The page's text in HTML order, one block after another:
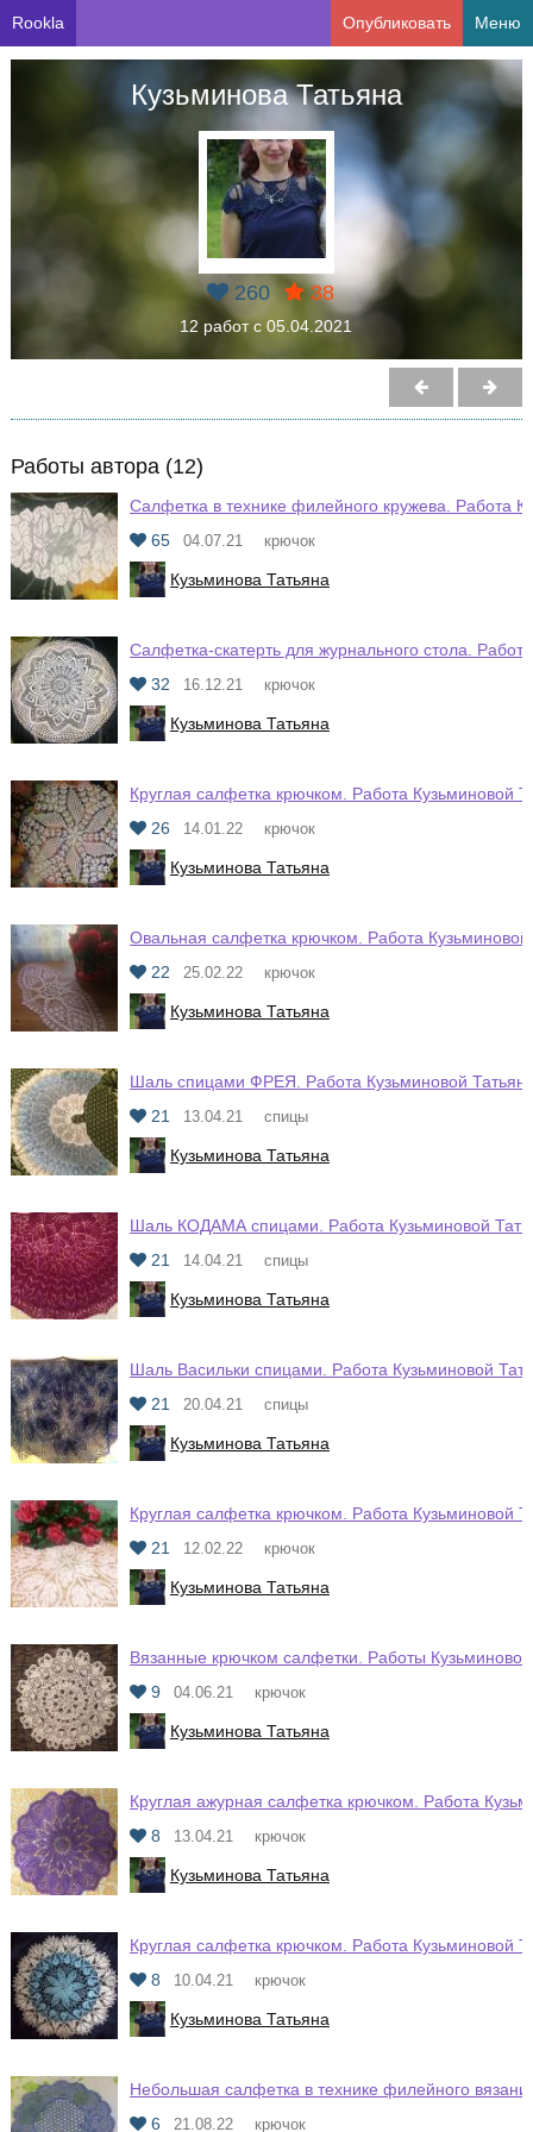
Rookla Опубликовать Меню
Кузьминова Татьяна
260 38
12 работ с 05.04.2021
Работы автора (12)
Салфетка в технике филейного кружева. Работа
65
04.07.21 крючок
Кузьминова Татьяна
Салфетка-скатерть для журнального стола.
32
16.12.21 крючок
Кузьминова Татьяна
Круглая салфетка крючком. Работа Кузьминовой
26
14.01.22 крючок
Кузьминова Татьяна
Овальная салфетка крючком. Работа
22
25.02.22 крючок
Кузьминова Татьяна
Шаль спицами ФРЕЯ. Работа Кузьминовой
21
13.04.21 спицы
Кузьминова Татьяна
Шаль КОДАМА спицами. Работа Кузьминовой
21
14.04.21 спицы
Кузьминова Татьяна
Шаль Васильки спицами. Работа Кузьминовой
21
20.04.21 спицы
Кузьминова Татьяна
Круглая салфетка крючком. Работа Кузьминовой
21
12.02.22 крючок
Кузьминова Татьяна
Вязанные крючком салфетки. Работы
9
04.06.21 крючок
Кузьминова Татьяна
Круглая ажурная салфетка крючком. Работа
8
13.04.21 крючок
Кузьминова Татьяна
Круглая салфетка крючком. Работа Кузьминовой
8
10.04.21 крючок
Кузьминова Татьяна
Небольшая салфетка в технике филейного
6
21.08.22 крючок